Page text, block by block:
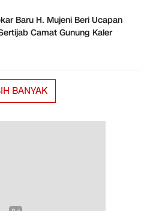
Baru H. Mujeni Beri Ucapan
Camat Gunung Kaler
BANYAK